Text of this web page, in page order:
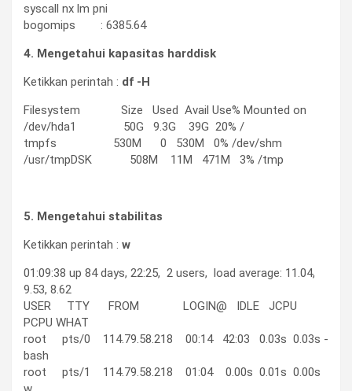
syscall nx lm pni
bogomips : 6385.64
4. Mengetahui kapasitas harddisk
Ketikkan perintah : df -H
Filesystem Size Used Avail Use% Mounted on
/dev/hda1 50G 9.3G 39G 20% /
tmpfs 530M 0 530M 0% /dev/shm
/usr/tmpDSK 508M 11M 471M 3% /tmp
5. Mengetahui stabilitas
Ketikkan perintah : w
01:09:38 up 84 days, 22:25, 2 users, load average: 11.04,
9.53, 8.62
USER TTY FROM LOGIN@ IDLE JCPU
PCPU WHAT
root pts/0 114.79.58.218 00:14 42:03 0.03s 0.03s -
bash
root pts/1 114.79.58.218 01:04 0.00s 0.01s 0.00s